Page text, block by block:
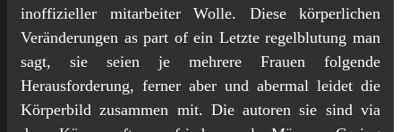
inoffizieller mitarbeiter Wolle. Diese körperlichen
Veränderungen as part of ein Letzte regelblutung man
sagt, sie seien je mehrere Frauen folgende
Herausforderung, ferner aber und abermal leidet die
Körperbild zusammen mit. Die autoren sie sind via